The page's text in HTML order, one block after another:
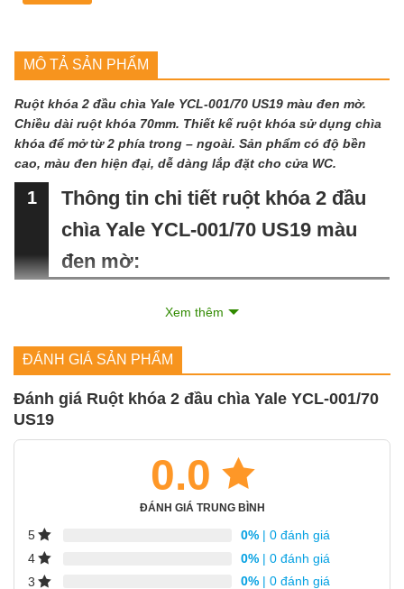
MÔ TẢ SẢN PHẨM
Ruột khóa 2 đầu chìa Yale YCL-001/70 US19 màu đen mờ.
Chiều dài ruột khóa 70mm. Thiết kế ruột khóa sử dụng chìa
khóa để mở từ 2 phía trong – ngoài. Sản phẩm có độ bền
cao, màu đen hiện đại, dễ dàng lắp đặt cho cửa WC.
Thông tin chi tiết ruột khóa 2 đầu
chìa Yale YCL-001/70 US19 màu
đen mờ:
1
Màu sắc hoàn
Đen mờ US19 (Matt Black)
Chiều dài:
Ruột khóa 2 bên chìa cho cửa lối đi, cửa
Ứng dụng:
Số lượng chìa
Xem thêm
ĐÁNH GIÁ SẢN PHẨM
Đánh giá Ruột khóa 2 đầu chìa Yale YCL-001/70
US19
0.0
ĐÁNH GIÁ TRUNG BÌNH
5 0% | 0 đánh giá
4
0% | 0 đánh giá
3
0% | 0 đánh giá